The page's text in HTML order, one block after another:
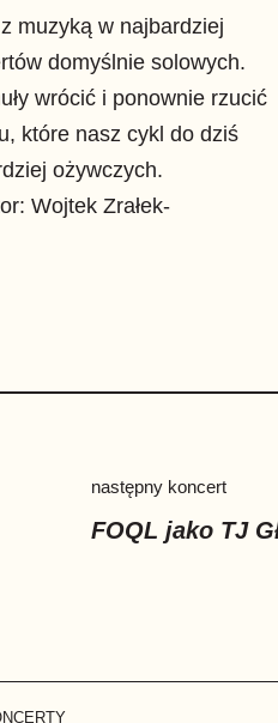
muzyką w najbardziej
domyślnie solowych.
wrócić i ponownie rzucić
które nasz cykl do dziś
ożywczych.
Wojtek Zrałek-
następny koncert
FOQL jako TJ